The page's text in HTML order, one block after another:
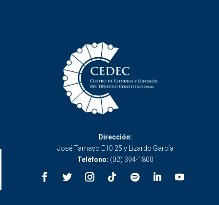
Dirección:
José Tamayo E10 25 y Lizardo García
Teléfono: (02) 394-1800